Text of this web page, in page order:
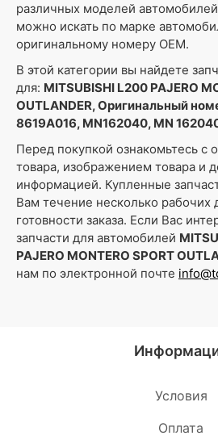
различных моделей
можно искать по марке
оригинальному номеру OEM.
В этой категории вы найдете
для: MITSUBISHI L200 PAJERO
OUTLANDER, Оригинальный
8619A016, MN162040, MN
Перед покупкой ознакомьтесь с
товара, изображением товара и
информацией. Купленные
Вам течение несколько рабочих
готовности заказа. Если Вас
запчасти для автомобилей
PAJERO MONTERO SPORT
нам по электронной почте
Условия
Oплата